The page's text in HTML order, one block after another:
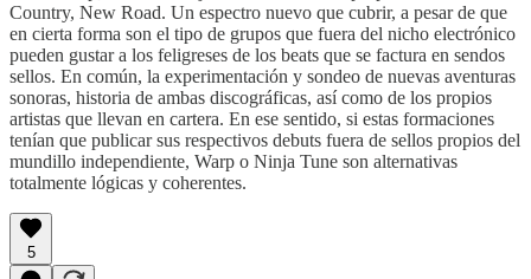
Country, New Road. Un espectro nuevo que cubrir, a pesar de que
en cierta forma son el tipo de grupos que fuera del nicho electrónico
pueden gustar a los feligreses de los beats que se factura en sendos
sellos. En común, la experimentación y sondeo de nuevas aventuras
sonoras, historia de ambas discográficas, así como de los propios
artistas que llevan en cartera. En ese sentido, si estas formaciones
tenían que publicar sus respectivos debuts fuera de sellos propios del
mundillo independiente, Warp o Ninja Tune son alternativas
totalmente lógicas y coherentes.
5